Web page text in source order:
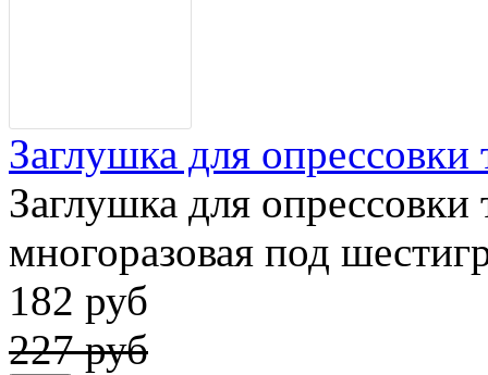
Заглушка для
Заглушка для
многоразовая под
182 руб
227 руб